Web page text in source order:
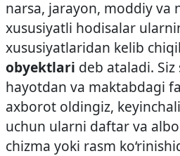
narsa, jarayon, moddiy va
xususiyatli hodisalar
xususiyatlaridan kelib
obyektlari deb ataladi.
hayotdan va maktabdagi
axborot oldingiz,
uchun ularni daftar va
chizma yoki rasm